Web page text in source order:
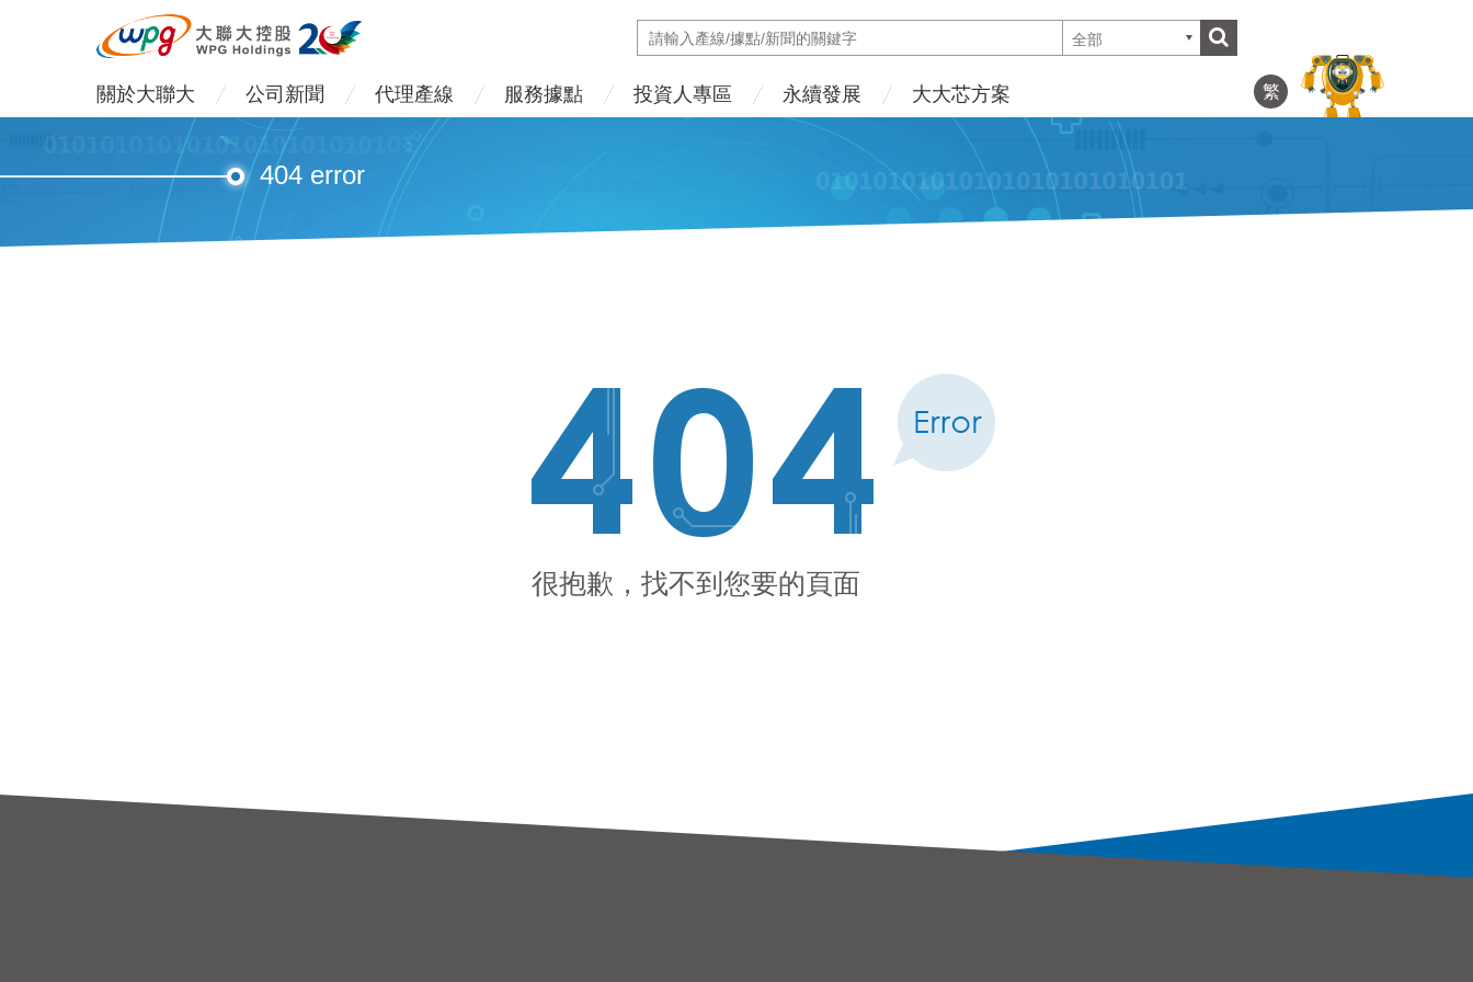
全部
關於大聯大 公司新聞 代理產線 服務據點 投資人專區 永續發展 大大芯方案 繁
404 error
很抱歉，找不到您要的頁面